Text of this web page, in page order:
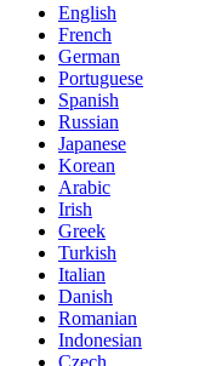
English
French
German
Portuguese
Spanish
Russian
Japanese
Korean
Arabic
Irish
Greek
Turkish
Italian
Danish
Romanian
Indonesian
Czech